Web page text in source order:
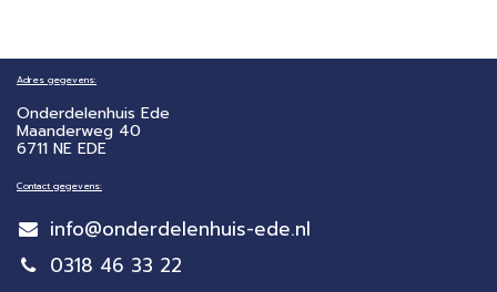
Adres gegevens:
Onderdelenhuis Ede
Maanderweg 40
6711 NE EDE
Contact gegevens:
info@onderdelenhuis-ede.nl
0318 46 33 22